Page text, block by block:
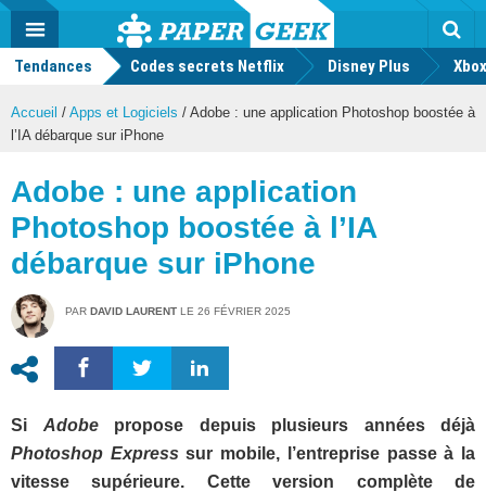
Actu
geek
MENU
Tendances Codes secrets Netflix Disney Plus
Accueil / Apps et Logiciels / Adobe : une application Photoshop boostée à
l’IA débarque sur iPhone
Adobe : une application
Photoshop boostée à l’IA
débarque sur iPhone
PAR DAVID LAURENT LE 26 FÉVRIER 2025
Si Adobepropose depuis plusieurs années déjà
Photoshop Express sur mobile, l’entreprise passe à la
vitesse supérieure. Cette version complète de
Mode
FacebookTwitter Youtube